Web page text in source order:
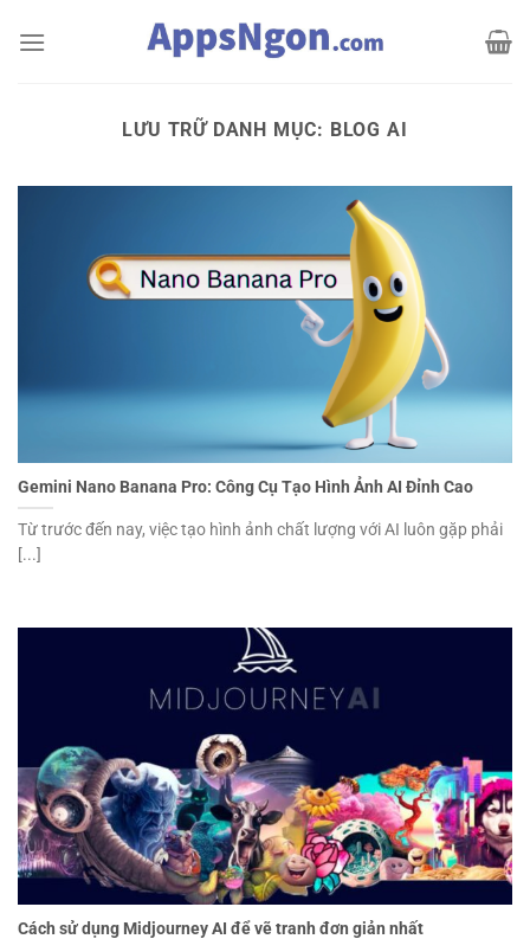
qua
LƯU TRỮ DANH MỤC: BLOG AI
Gemini Nano Banana Pro: Công Cụ Tạo Hình Ảnh AI Đỉnh Cao
Từ trước đến nay, việc tạo hình ảnh chất lượng với AI luôn gặp phải
[...]
Cách sử dụng Midjourney AI để vẽ tranh đơn giản nhất